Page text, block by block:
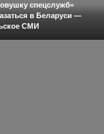
спецслужб»
в Беларуси —
СМИ